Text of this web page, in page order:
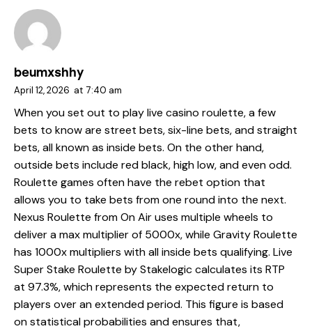
beumxshhy
April 12, 2026 at 7:40 am
When you set out to play live casino roulette, a few
bets to know are street bets, six-line bets, and straight
bets, all known as inside bets. On the other hand,
outside bets include red black, high low, and even odd.
Roulette games often have the rebet option that
allows you to take bets from one round into the next.
Nexus Roulette from On Air uses multiple wheels to
deliver a max multiplier of 5000x, while Gravity Roulette
has 1000x multipliers with all inside bets qualifying. Live
Super Stake Roulette by Stakelogic calculates its RTP
at 97.3%, which represents the expected return to
players over an extended period. This figure is based
on statistical probabilities and ensures that,